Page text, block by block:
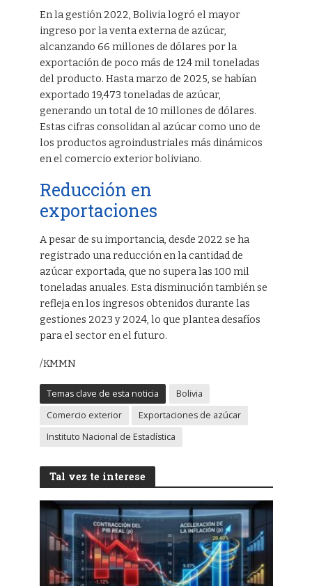
En la gestión 2022, Bolivia logró el mayor
ingreso por la venta externa de azúcar,
alcanzando 66 millones de dólares por la
exportación de poco más de 124 mil toneladas
del producto. Hasta marzo de 2025, se habían
exportado 19,473 toneladas de azúcar,
generando un total de 10 millones de dólares.
Estas cifras consolidan al azúcar como uno de
los productos agroindustriales más dinámicos
en el comercio exterior boliviano.
Reducción en
exportaciones
A pesar de su importancia, desde 2022 se ha
registrado una reducción en la cantidad de
azúcar exportada, que no supera las 100 mil
toneladas anuales. Esta disminución también se
refleja en los ingresos obtenidos durante las
gestiones 2023 y 2024, lo que plantea desafíos
para el sector en el futuro.
/KMMN
Temas clave de esta noticia
Bolivia
Comercio exterior
Exportaciones de azúcar
Instituto Nacional de Estadística
Tal vez te interese